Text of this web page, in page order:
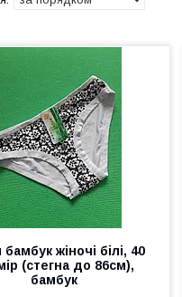
бамбук жіночі білі, 40
(стегна до 86см),
бамбук